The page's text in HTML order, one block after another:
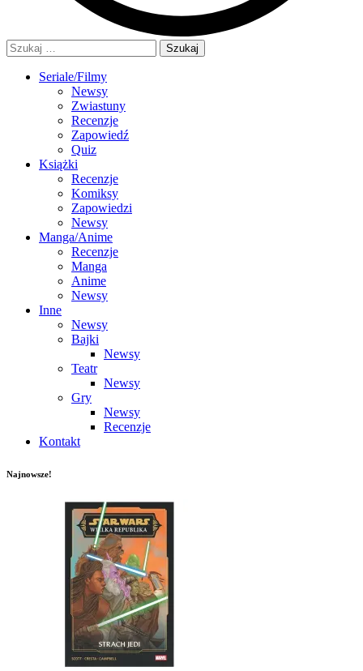
Szukaj:
Seriale/Filmy
Newsy
Zwiastuny
Recenzje
Zapowiedź
Quiz
Książki
Recenzje
Komiksy
Zapowiedzi
Newsy
Manga/Anime
Recenzje
Manga
Anime
Newsy
Inne
Newsy
Bajki
Newsy
Teatr
Newsy
Gry
Newsy
Recenzje
Kontakt
Najnowsze!